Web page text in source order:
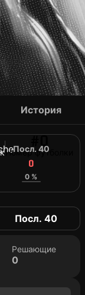
Номер футболки
История
Посл. 40
0
0 %
Посл. 40
Решающие
0